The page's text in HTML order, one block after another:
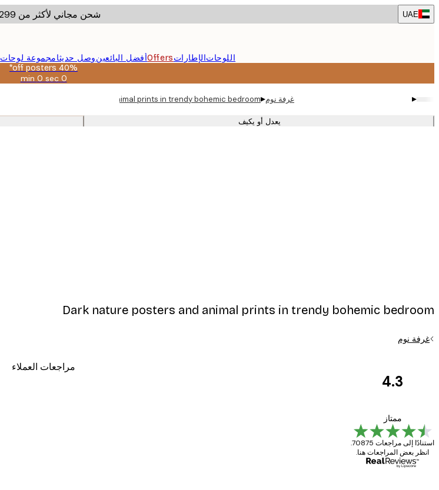
Skip
to
UAE شحن مجاني لأكثر من ‏299 د.إ.‏
اللوحاتالإطاراتOffersأفضل البائعينوصل حديثامجموعة لوحات
40% off posters*
0 min
0 secصالحة
08-
▸ غرفة نوم▸
Dark nature posters and animal prints in trendy bohemic bedroom
يعدل أو يكيف
Dark nature posters and animal prints in trendy bohemic bedroom
غرفة نوم
مراجعات العملاء
4.3
ممتاز
استنادًا إلى مراجعات 70875.
انظر بعض المراجعات هنا.